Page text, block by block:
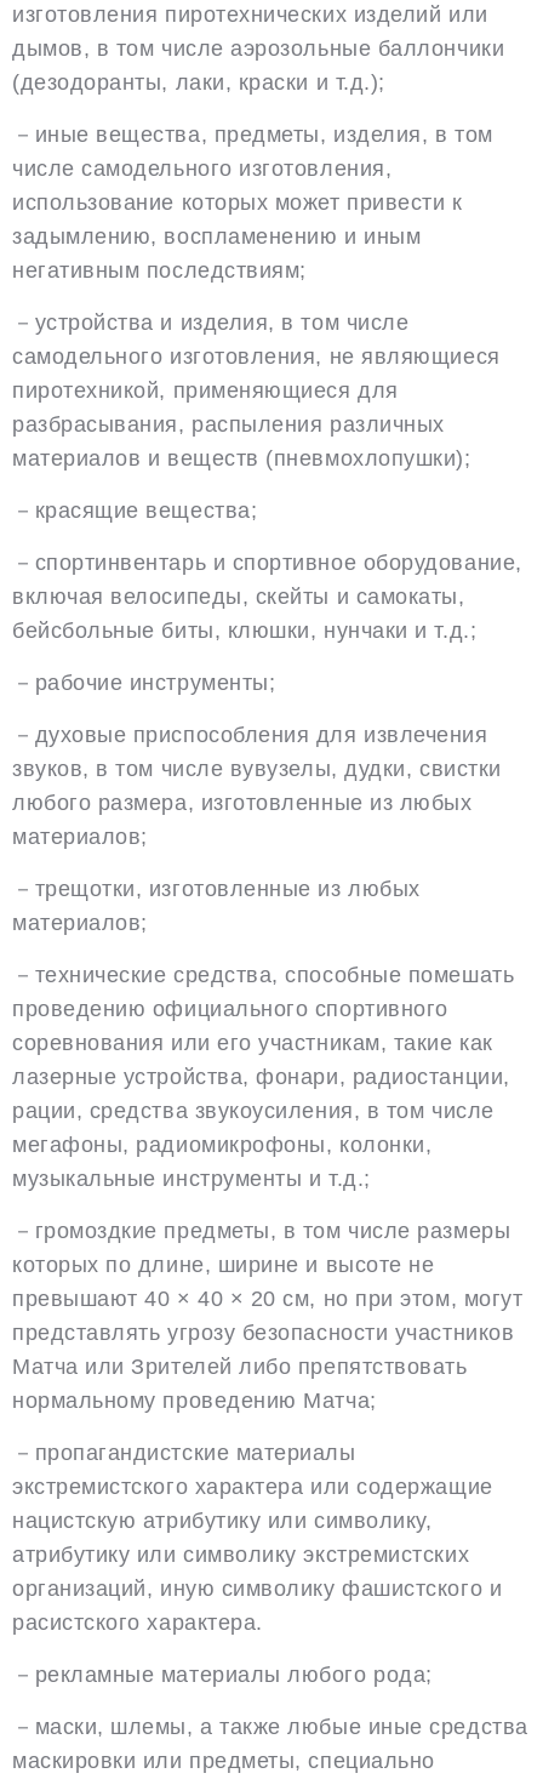
изготовления пиротехнических изделий или
дымов, в том числе аэрозольные баллончики
(дезодоранты, лаки, краски и т.д.);
－иные вещества, предметы, изделия, в том
числе самодельного изготовления,
использование которых может привести к
задымлению, воспламенению и иным
негативным последствиям;
－устройства и изделия, в том числе
самодельного изготовления, не являющиеся
пиротехникой, применяющиеся для
разбрасывания, распыления различных
материалов и веществ (пневмохлопушки);
－красящие вещества;
－спортинвентарь и спортивное оборудование,
включая велосипеды, скейты и самокаты,
бейсбольные биты, клюшки, нунчаки и т.д.;
－рабочие инструменты;
－духовые приспособления для извлечения
звуков, в том числе вувузелы, дудки, свистки
любого размера, изготовленные из любых
материалов;
－трещотки, изготовленные из любых
материалов;
－технические средства, способные помешать
проведению официального спортивного
соревнования или его участникам, такие как
лазерные устройства, фонари, радиостанции,
рации, средства звукоусиления, в том числе
мегафоны, радиомикрофоны, колонки,
музыкальные инструменты и т.д.;
－громоздкие предметы, в том числе размеры
которых по длине, ширине и высоте не
превышают 40 × 40 × 20 см, но при этом, могут
представлять угрозу безопасности участников
Матча или Зрителей либо препятствовать
нормальному проведению Матча;
－пропагандистские материалы
экстремистского характера или содержащие
нацистскую атрибутику или символику,
атрибутику или символику экстремистских
организаций, иную символику фашистского и
расистского характера.
－рекламные материалы любого рода;
－маски, шлемы, а также любые иные средства
маскировки или предметы, специально